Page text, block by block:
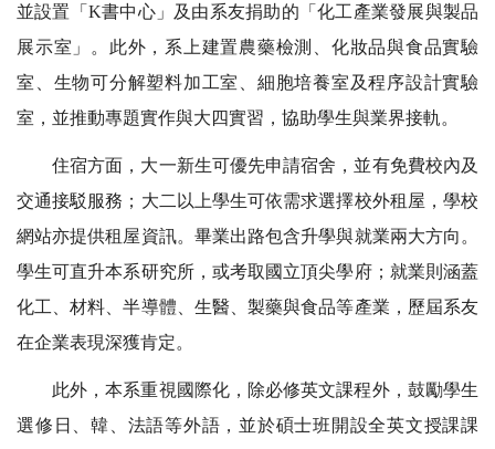
並設置「 K書中心」及由系友捐助的「化工產業發展與製品
展示室」。此外，系上建置農藥檢測、化妝品與食品實驗
室、生物可分解塑料加工室、細胞培養室及程序設計實驗
室，並推動專題實作與大四實習，協助學生與業界接軌。
住宿方面，大一新生可優先申請宿舍，並有免費校內及
交通接駁服務；大二以上學生可依需求選擇校外租屋，學校
網站亦提供租屋資訊。畢業出路包含升學與就業兩大方向。
學生可直升本系研究所，或考取國立頂尖學府；就業則涵蓋
化工、材料、半導體、生醫、製藥與食品等產業，歷屆系友
在企業表現深獲肯定。
此外，本系重視國際化，除必修英文課程外，鼓勵學生
選修日、韓、法語等外語，並於碩士班開設全英文授課課